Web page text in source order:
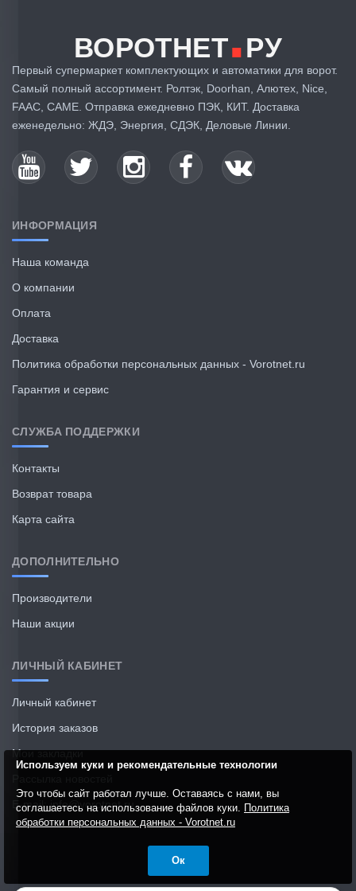
ВОРОТНЕТ.РУ
Первый супермаркет комплектующих и автоматики для ворот.
Самый полный ассортимент. Ролтэк, Doorhan, Алютех, Nice,
FAAC, CAME. Отправка ежедневно ПЭК, КИТ. Доставка
еженедельно: ЖДЭ, Энергия, СДЭК, Деловые Линии.
ИНФОРМАЦИЯ
Наша команда
О компании
Оплата
Доставка
Политика обработки персональных данных - Vorotnet.ru
Гарантия и сервис
СЛУЖБА ПОДДЕРЖКИ
Контакты
Возврат товара
Карта сайта
ДОПОЛНИТЕЛЬНО
Производители
Наши акции
ЛИЧНЫЙ КАБИНЕТ
Личный кабинет
История заказов
Мои закладки
E-mail: info@vorotnet.ru
Используем куки и рекомендательные технологии
Это чтобы сайт работал лучше. Оставаясь с нами, вы
соглашаетесь на использование файлов куки. Политика
обработки персональных данных - Vorotnet.ru
Ок